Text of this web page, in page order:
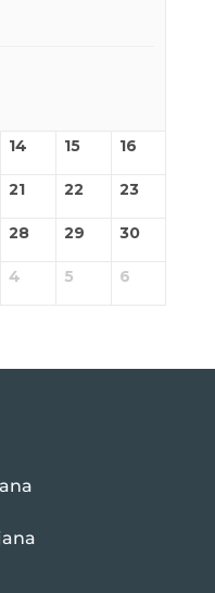
14 15 16
21 22 23
28 29 30
4 5 6